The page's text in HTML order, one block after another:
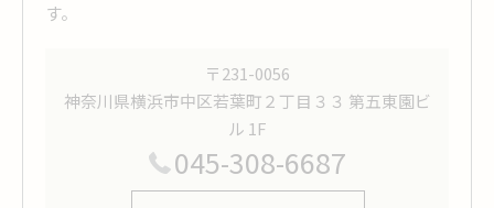
す。
〒231-0056
神奈川県横浜市中区若葉町２丁目３３ 第五東園ビ
ル 1F
045-308-6687